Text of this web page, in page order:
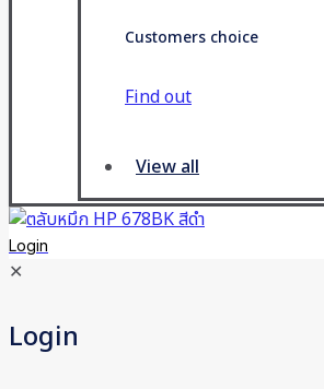
Customers choice
Find out
View all
Login
✕
Login